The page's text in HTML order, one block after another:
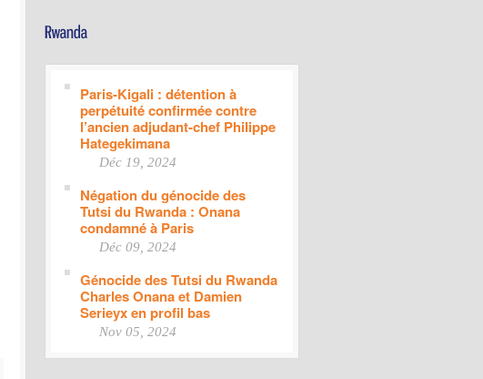
Paris-Kigali : détention à
perpétuité confirmée contre
l’ancien adjudant-chef Philippe
Hategekimana
Déc 19, 2024
Négation du génocide des
Tutsi du Rwanda : Onana
condamné à Paris
Déc 09, 2024
Génocide des Tutsi du Rwanda
Charles Onana et Damien
Serieyx en profil bas
Nov 05, 2024